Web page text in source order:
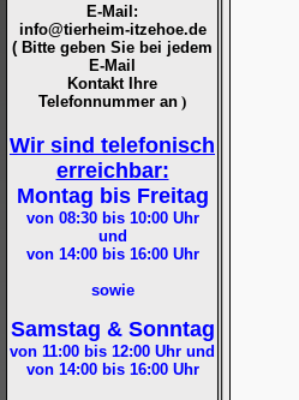
E-Mail:
info@tierheim-itzehoe.de
( Bitte geben Sie bei jedem
E-Mail
Kontakt Ihre
Telefonnummer an )
Wir sind telefonisch
erreichbar:
Montag bis Freitag
von 08:30 bis 10:00Uhr
und
von 14:00 bis 16:00Uhr
sowie
Samstag & Sonntag
von 11:00 bis 12:00 Uhr und
von 14:00 bis 16:00Uhr